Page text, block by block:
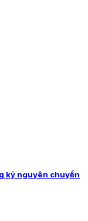
kỷ nguyên chuyển